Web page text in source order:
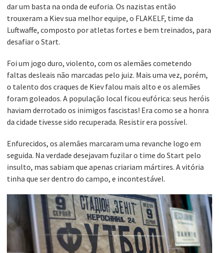
dar um basta na onda de euforia. Os nazistas então
trouxeram a Kiev sua melhor equipe, o FLAKELF, time da
Luftwaffe, composto por atletas fortes e bem treinados, para
desafiar o Start.
Foi um jogo duro, violento, com os alemães cometendo
faltas desleais não marcadas pelo juiz. Mais uma vez, porém,
o talento dos craques de Kiev falou mais alto e os alemães
foram goleados. A população local ficou eufórica: seus heróis
haviam derrotado os inimigos fascistas! Era como se a honra
da cidade tivesse sido recuperada. Resistir era possível.
Enfurecidos, os alemães marcaram uma revanche logo em
seguida. Na verdade desejavam fuzilar o time do Start pelo
insulto, mas sabiam que apenas criariam mártires. A vitória
tinha que ser dentro do campo, e incontestável.